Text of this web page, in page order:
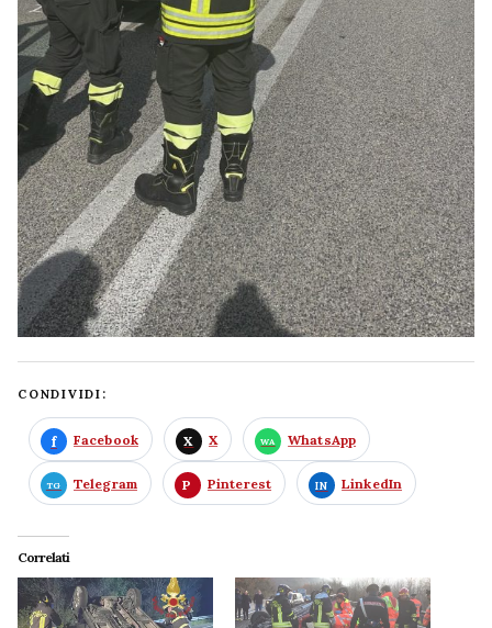
CONDIVIDI:
Facebook X WhatsApp
Telegram Pinterest LinkedIn
Correlati